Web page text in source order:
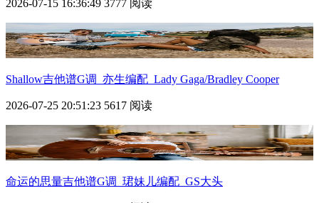
2026-07-15 16:36:49 3777 阅读
Shallow吉他谱G调_亦生编配_Lady Gaga/Bradley Cooper
2026-07-25 20:51:23 5617 阅读
命运的思量吉他谱G调_珺妹儿编配_GS大头